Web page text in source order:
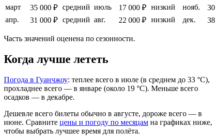
март
35 000 ₽ средний июль 17 000 ₽ низкий нояб.
30
апр.
31 000 ₽ средний авг. 22 000 ₽ низкий дек. 38
Часть значений оценена по сезонности.
Когда лучше лететь
Погода в Гуанчжоу: теплее всего в июле (в среднем до 33 °C),
прохладнее всего — в январе (около 19 °C). Меньше всего
осадков — в декабре.
Дешевле всего билеты обычно в августе, дороже всего — в
июне. Сравните цены и погоду по месяцам на графиках ниже,
чтобы выбрать лучшее время для полёта.